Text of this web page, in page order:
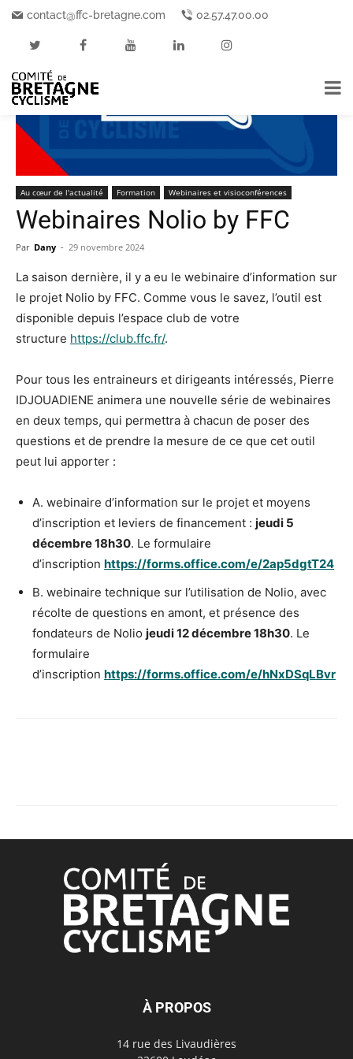
contact@ffc-bretagne.com 02.57.47.00.00
Accueil Au cœur de l'actualité
Au cœur de l'actualité Formation Webinaires et visioconférences
Webinaires Nolio by FFC
Par Dany - 29 novembre 2024
La saison dernière, il y a eu le webinaire d’information sur
le projet Nolio by FFC. Comme vous le savez, l’outil est
disponible depuis l’espace club de votre
structure https://club.ffc.fr/.
Pour tous les entraineurs et dirigeants intéressés, Pierre
IDJOUADIENE animera une nouvelle série de webinaires
en deux temps, qui permettra à chacun de poser des
questions et de prendre la mesure de ce que cet outil
peut lui apporter :
A.⁠ ⁠webinaire d’information sur le projet et moyens
d’inscription et leviers de financement : jeudi 5
décembre 18h30. Le formulaire
d’inscription https://forms.office.com/e/2ap5dgtT24
B. webinaire technique sur l’utilisation de Nolio, avec
récolte de questions en amont, et présence des
fondateurs de Nolio jeudi 12 décembre 18h30. Le
formulaire
d’inscription https://forms.office.com/e/hNxDSqLBvr
À PROPOS
14 rue des Livaudières